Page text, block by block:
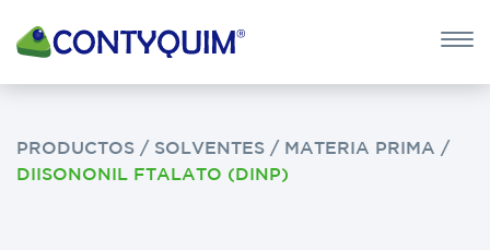
×
POTASA
PRODUCTOS / SOLVENTES / MATERIA PRIMA /
DIISONONIL FTALATO (DINP)